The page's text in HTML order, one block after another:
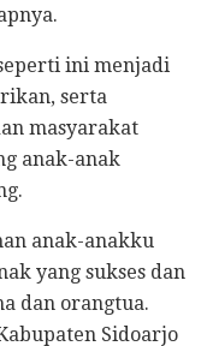
ini menjadi
serta
masyarakat
anak-anak
anak-anakku
yang sukses dan
dan orangtua.
Sidoarjo